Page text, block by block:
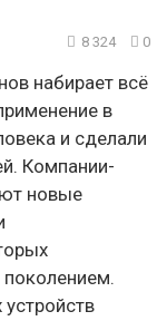
8 324 0
набирает всё
в
и сделали
Компании-
новые